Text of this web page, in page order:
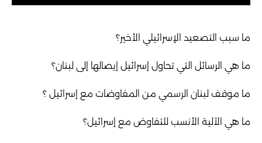
ما سبب التصعيد الإسرائيلي الأخير؟
ما هي الرسائل التي تحاول إسرائيل إيصالها إلى لبنان؟
ما موقف لبنان الرسمي من المفاوضات مع إسرائيل ؟
ما هي الآلية الأنسب للتفاوض مع إسرائيل؟